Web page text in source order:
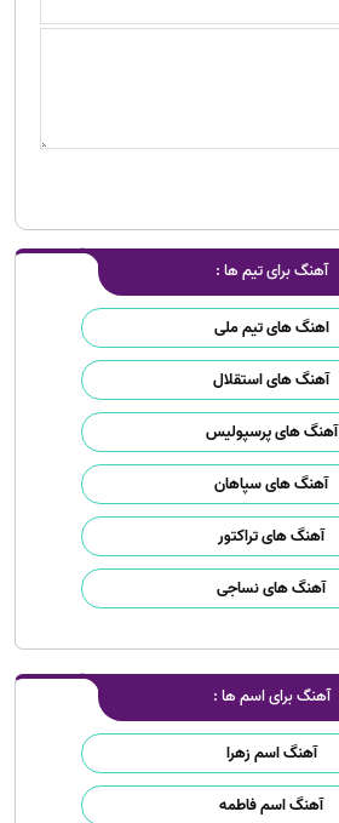
آهنگ برای تیم ها :
اهنگ های تیم ملی
آهنگ های استقلال
آهنگ های پرسپولیس
آهنگ های سپاهان
آهنگ های تراکتور
آهنگ های نساجی
آهنگ برای اسم ها :
آهنگ اسم زهرا
آهنگ اسم فاطمه